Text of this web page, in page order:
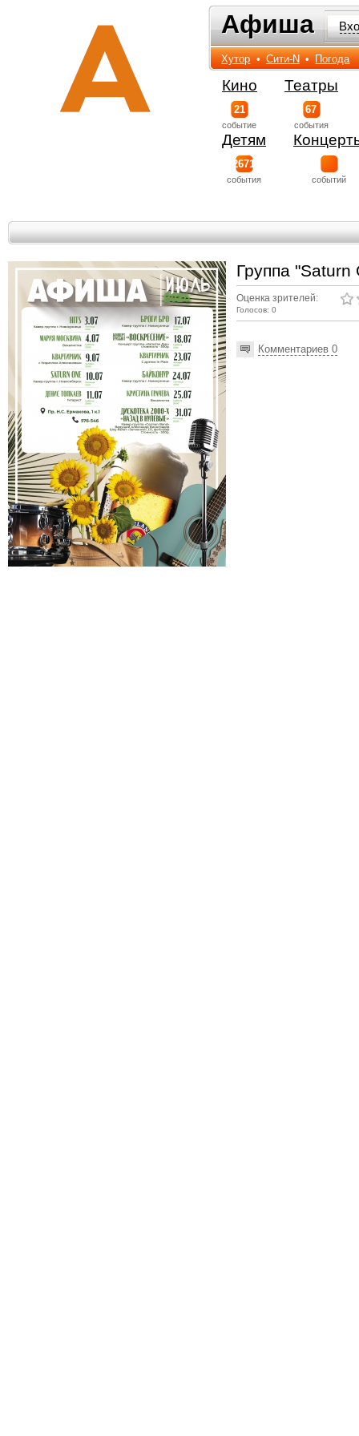
Афиша
Афиша
Хутор • Сити-N • Погода
Кино
21
событиe
Театры
67
события
Детям
2671
события событий
Группа "Saturn
Оценка зрителей:
Голосов: 0
Комментариев 0